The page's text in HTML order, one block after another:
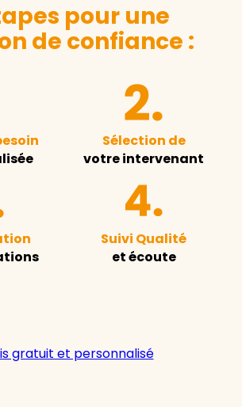
pour une
de confiance :
Sélection de
votre intervenant
Suivi Qualité
et écoute
gratuit et personnalisé